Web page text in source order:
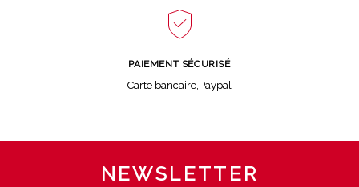
PAIEMENT SÉCURISÉ
Carte bancaire,Paypal
NEWSLETTER